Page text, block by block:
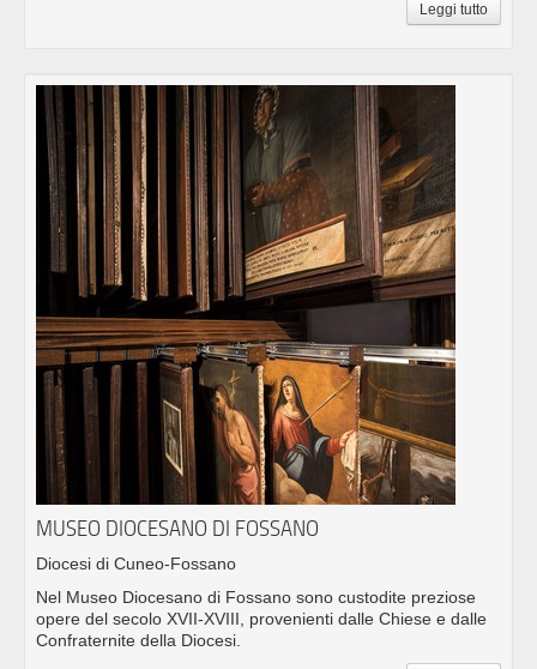
Leggi tutto
MUSEO DIOCESANO DI FOSSANO
Diocesi di Cuneo-Fossano
Nel Museo Diocesano di Fossano sono custodite preziose
opere del secolo XVII-XVIII, provenienti dalle Chiese e dalle
Confraternite della Diocesi.